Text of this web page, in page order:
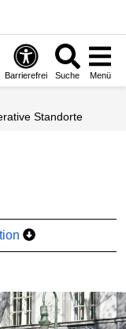
Barrierefrei Suche Menü
Standorte